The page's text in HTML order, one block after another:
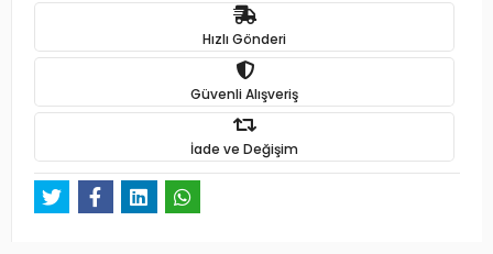
Hızlı Gönderi
Güvenli Alışveriş
İade ve Değişim